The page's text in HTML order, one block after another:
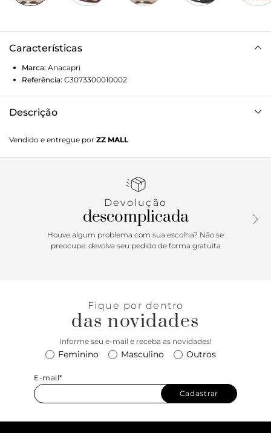
Características
Marca: Anacapri
Referência: C3073300010002
Descrição
recortes modernos, possui aplicação de peças em napa nos
tons de bege, rosa e verde na biqueira, lingueta, laterais e
contornos. Traz atacadores bicolores e cabedal em tecido
respirabilidade para o tênis. Com novo solado chunky
robusto e tecnológico branco com detalhes em marrom.
Traz puxadores em fita de gorgurão aplicados na lingueta e
na parte traseira, facilitando o calce. Tag marrom lateral
vem para o Verão’26 Anacapri com detalhes moderninhos
por todo o cabedal, com tecnologias que proporcionam
sporty chic é tendência absoluta para curtir os dias
ensolarados da estação no maior estilo!
Vendido e entregue por ZZ MALL
Devolução
descomplicada
Houve algum problema com sua escolha? Não se
preocupe: devolva seu pedido de forma gratuita
Fique por dentro
das novidades
Informe seu e-mail e receba as novidades!
Feminino Masculino Outros
E-mail*
Cadastrar